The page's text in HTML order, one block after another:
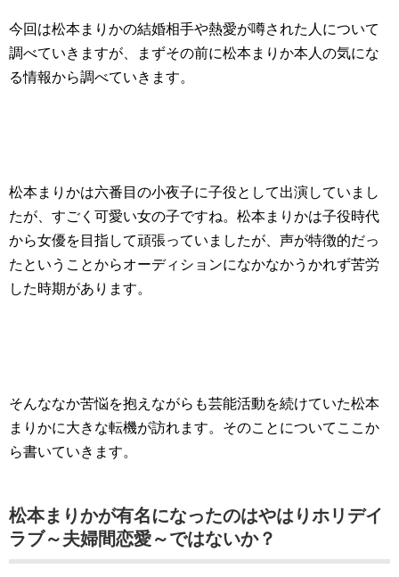
今回は松本まりかの結婚相手や熱愛が噂された人について
調べていきますが、まずその前に松本まりか本人の気にな
る情報から調べていきます。
松本まりかは六番目の小夜子に子役として出演していまし
たが、すごく可愛い女の子ですね。松本まりかは子役時代
から女優を目指して頑張っていましたが、声が特徴的だっ
たということからオーディションになかなかうかれず苦労
した時期があります。
そんななか苦悩を抱えながらも芸能活動を続けていた松本
まりかに大きな転機が訪れます。そのことについてここか
ら書いていきます。
松本まりかが有名になったのはやはりホリデイ
ラブ～夫婦間恋愛～ではないか？